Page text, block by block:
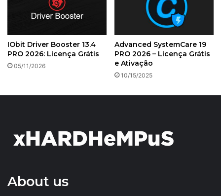
IObit Driver Booster 13.4
PRO 2026: Licença Grátis
05/11/2026
Advanced SystemCare 19
PRO 2026 – Licença Grátis
e Ativação
10/15/2025
About us